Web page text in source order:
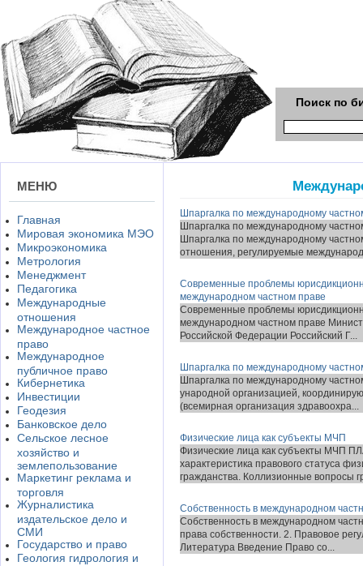
Поиск по
МЕНЮ
Главная
Мировая экономика МЭО
Микроэкономика
Метрология
Менеджмент
Педагогика
Международные
отношения
Международное частное
право
Международное
публичное право
Кибернетика
Инвестиции
Геодезия
Банковское дело
Сельское лесное
хозяйство и
землепользование
Маркетинг реклама и
торговля
Журналистика
издательское дело и
СМИ
Государство и право
Геология гидрология и
Шпаргалка по международному
Шпаргалка по международному
Шпаргалка по международному
отношения, регулируемые
Современные проблемы
международном частном праве
Современные проблемы
международном частном праве
Российской Федерации Российский Г...
Шпаргалка по международному
Шпаргалка по международному
ународной организацией,
(всемирная организация здравоохра...
Физические лица как субъекты МЧП
Физические лица как субъекты
характеристика правового статуса
гражданства. Коллизионные вопросы
Собственность в международном
Собственность в международном
права собственности. 2. Правовое
Литература Введение Право со...